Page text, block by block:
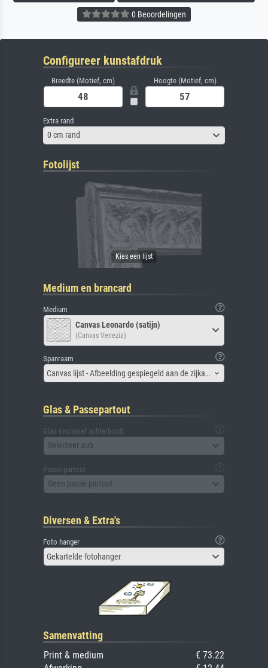
0 Beoordelingen
Configureer kunstafdruk
Breedte (Motief, cm) Hoogte (Motief, cm)
Extra rand
0 cm rand
Fotolijst
Medium en brancard
Medium
Canvas Leonardo (satijn)
(Canvas Venezia)
Spanraam
Canvas lijst - Afbeelding gespiegeld aan de zijkant
Glas & Passepartout
Glas (inclusief achterbord)
Selecteer aub
Passe-partout
Geen passe-partout
Diversen & Extra's
Foto hanger
Gekartelde fotohanger
Samenvatting
Print & medium
€ 73.22